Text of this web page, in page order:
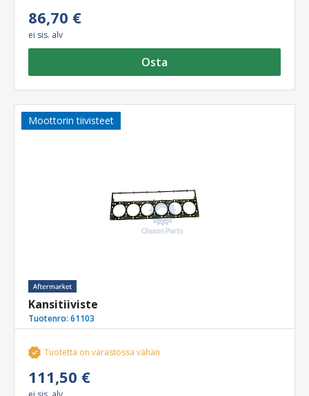
86,70 €
ei sis. alv
Osta
Moottorin tiivisteet
Kansitiiviste
Tuotenro: 61103
Tuotetta on varastossa vähän
111,50 €